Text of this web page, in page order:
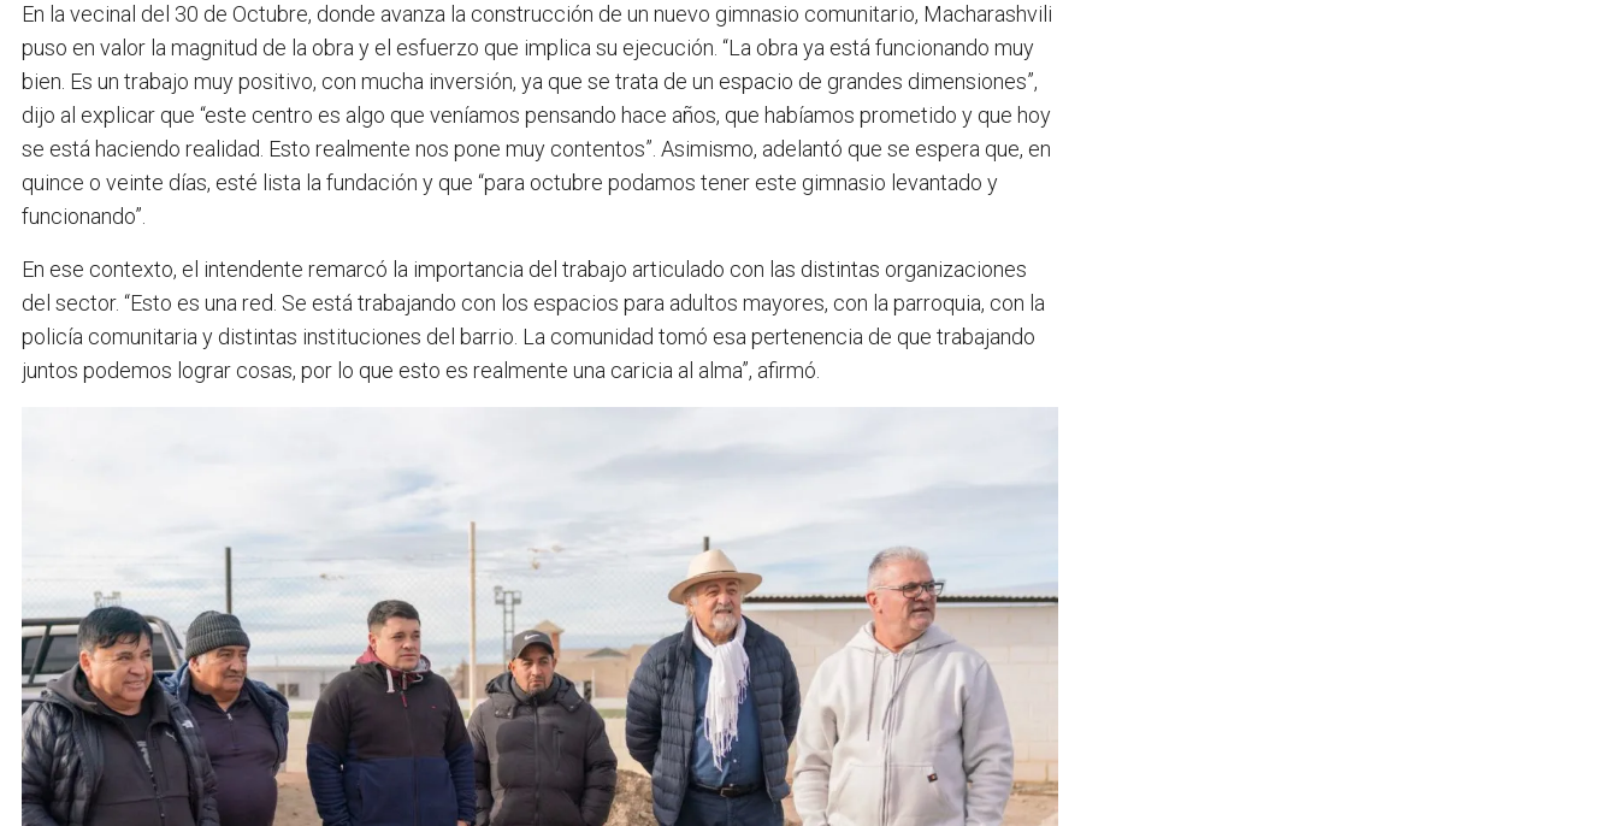
En la vecinal del 30 de Octubre, donde avanza la construcción de un nuevo gimnasio comunitario, Macharashvili
puso en valor la magnitud de la obra y el esfuerzo que implica su ejecución. “La obra ya está funcionando muy
bien. Es un trabajo muy positivo, con mucha inversión, ya que se trata de un espacio de grandes dimensiones”,
dijo al explicar que “este centro es algo que veníamos pensando hace años, que habíamos prometido y que hoy
se está haciendo realidad. Esto realmente nos pone muy contentos”. Asimismo, adelantó que se espera que, en
quince o veinte días, esté lista la fundación y que “para octubre podamos tener este gimnasio levantado y
funcionando”.
En ese contexto, el intendente remarcó la importancia del trabajo articulado con las distintas organizaciones
del sector. “Esto es una red. Se está trabajando con los espacios para adultos mayores, con la parroquia, con la
policía comunitaria y distintas instituciones del barrio. La comunidad tomó esa pertenencia de que trabajando
juntos podemos lograr cosas, por lo que esto es realmente una caricia al alma”, afirmó.